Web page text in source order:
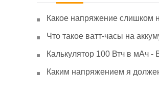
Какое напряжение слишком
Что такое ватт-часы на
Калькулятор 100 Втч в мАч
Каким напряжением я